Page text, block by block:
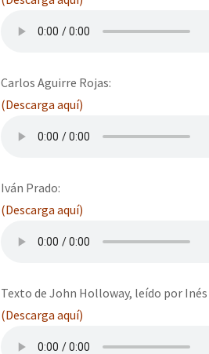
Carlos Aguirre Rojas:
(Descarga aquí)
Iván Prado:
(Descarga aquí)
Texto de John Holloway, leído por Inés
(Descarga aquí)